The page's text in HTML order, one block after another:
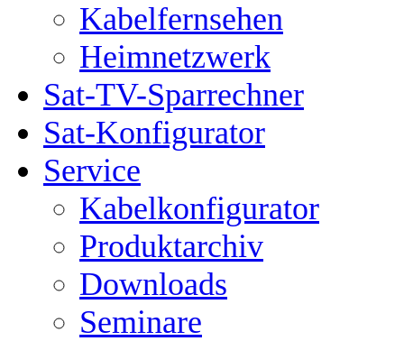
Kabelfernsehen
Heimnetzwerk
Sat-TV-Sparrechner
Sat-Konfigurator
Service
Kabelkonfigurator
Produktarchiv
Downloads
Seminare